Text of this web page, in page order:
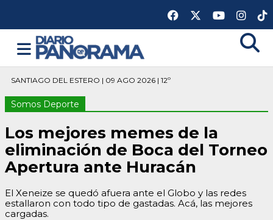
SANTIAGO DEL ESTERO | 09 AGO 2026 | 12º
Somos Deporte
Los mejores memes de la
eliminación de Boca del Torneo
Apertura ante Huracán
El Xeneize se quedó afuera ante el Globo y las redes
estallaron con todo tipo de gastadas. Acá, las mejores
cargadas.